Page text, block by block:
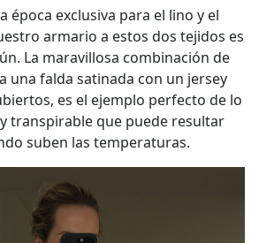
época exclusiva para el lino y el
armario a estos dos tejidos es
La maravillosa combinación de
una falda satinada con un jersey
es el ejemplo perfecto de lo
transpirable que puede resultar
suben las temperaturas.